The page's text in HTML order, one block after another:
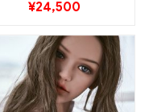
¥24,500